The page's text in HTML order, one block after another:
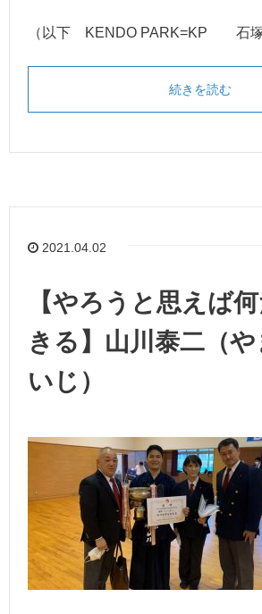
（以下 KENDO PARK=KP 石塚
続きを読む
2021.04.02
【やろうと思えば
きる】山川泰二（
いじ）